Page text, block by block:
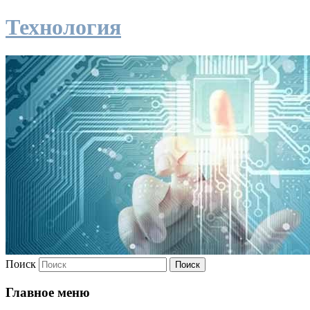
Технология
Поиск
Главное меню